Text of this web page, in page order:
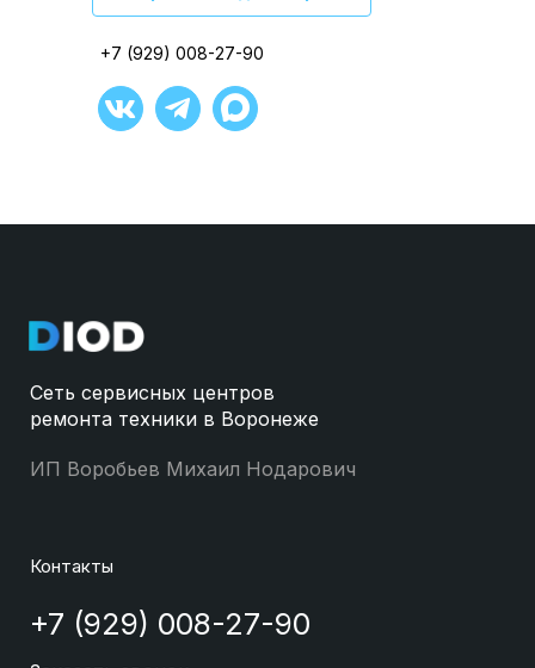
+7 (929) 008-27-90
+7 (929) 008-27-90
+7 (929) 008-27-90
+7 (929) 008-27-90
+7 (929) 008-27-90
Сеть сервисных центров
ремонта техники в Воронеже
ИП Воробьев Михаил Нодарович
Контакты
+7 (929) 008-27-90